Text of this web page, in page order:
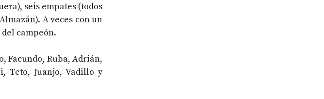
seis empates (todos
A veces con un
campeón.
Facundo, Ruba, Adrián,
Teto, Juanjo, Vadillo y